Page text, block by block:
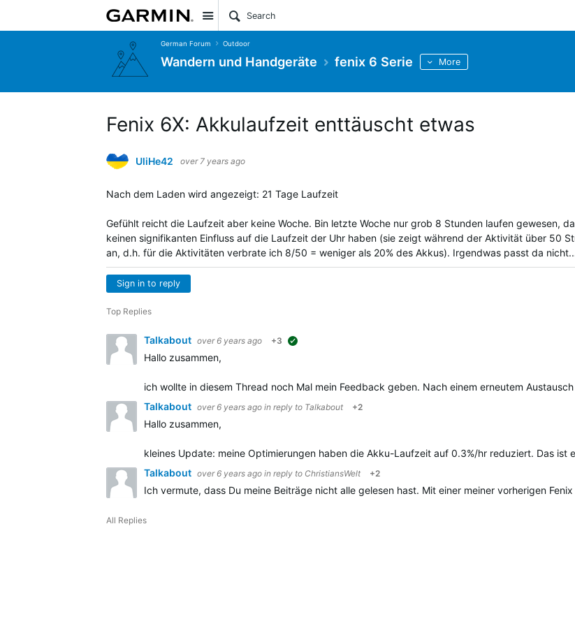
Site
German Forum Outdoor
Wandern und Handgeräte fenix 6 Serie More
Fenix 6X: Akkulaufzeit enttäuscht etwas
UliHe42 over 7 years ago
Nach dem Laden wird angezeigt: 21 Tage Laufzeit
Gefühlt reicht die Laufzeit aber keine Woche. Bin letzte Woche nur grob 8 Stunden laufen gewesen,
keinen signifikanten Einfluss auf die Laufzeit der Uhr haben (sie zeigt während der Aktivität über 50
an, d.h. für die Aktivitäten verbrate ich 8/50 = weniger als 20% des Akkus). Irgendwas passt da
Sign in to reply
Top Replies
Talkabout over 6 years ago +3
Hallo zusammen,
ich wollte in diesem Thread noch Mal mein Feedback geben. Nach einem erneutem
Talkabout over 6 years ago in reply to Talkabout +2
Hallo zusammen,
kleines Update: meine Optimierungen haben die Akku-Laufzeit auf 0.3%/hr reduziert. Das
Talkabout over 6 years ago in reply to ChristiansWelt +2
Ich vermute, dass Du meine Beiträge nicht alle gelesen hast. Mit einer meiner vorherigen
All Replies